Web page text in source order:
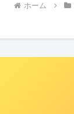
ホーム